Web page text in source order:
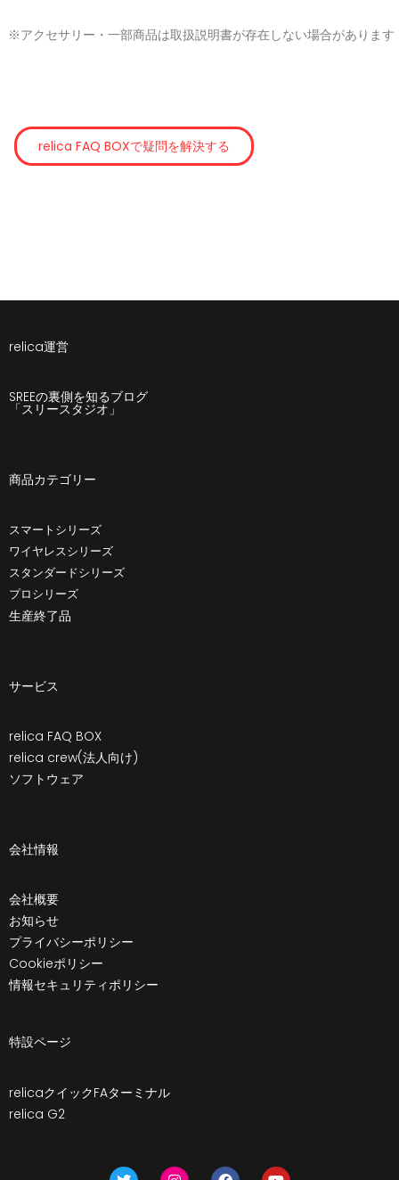
※アクセサリー・一部商品は取扱説明書が存在しない場合があります
relica FAQ BOXで疑問を解決する
relica運営
SREEの裏側を知るブログ
「スリースタジオ」
商品カテゴリー
スマートシリーズ
ワイヤレスシリーズ
スタンダードシリーズ
プロシリーズ
生産終了品
サービス
relica FAQ BOX
relica crew(法人向け)
ソフトウェア
会社情報
会社概要
お知らせ
プライバシーポリシー
Cookieポリシー
情報セキュリティポリシー
特設ページ
relicaクイックFAターミナル
relica G2